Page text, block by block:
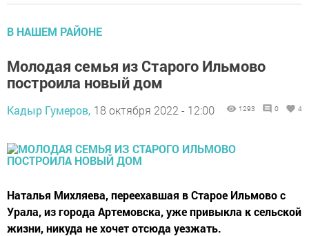
В НАШЕМ РАЙОНЕ
Молодая семья из Старого Ильмово
построила новый дом
Кадыр Гумеров, 18 октября 2022 - 12:00 1293 0 4
Наталья Михляева, переехавшая в Старое Ильмово с
Урала, из города Артемовска, уже привыкла к сельской
жизни, никуда не хочет отсюда уезжать.